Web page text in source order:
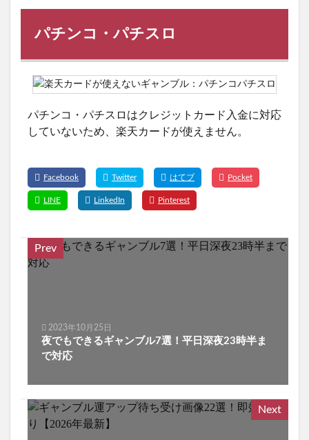
パチンコ・パチスロ
パチンコ・パチスロはクレジットカード入金に対応
していないため、楽天カードが使えません。
Prev
2023年10月25日
夜でもできるギャンブル7選！平日深夜23時半ま
で対応
Next